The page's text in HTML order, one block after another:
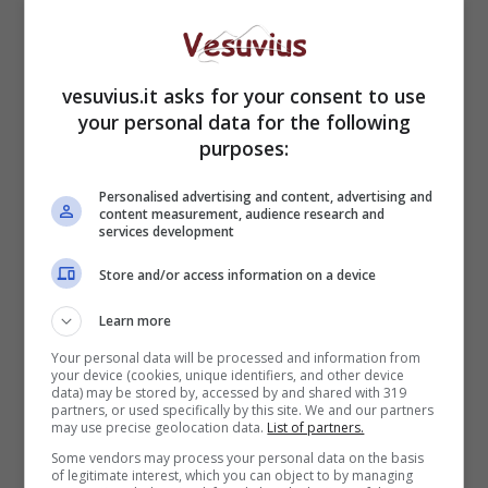
Maria De Filippi nello studio di Canale 5 (Via Screenshot
Mediaset)
vesuvius.it asks for your consent to use
your personal data for the following
purposes:
Personalised advertising and content, advertising and
content measurement, audience research and
services development
Store and/or access information on a device
Learn more
Your personal data will be processed and information from
your device (cookies, unique identifiers, and other device
data) may be stored by, accessed by and shared with 319
partners, or used specifically by this site. We and our partners
may use precise geolocation data. List of partners.
Some vendors may process your personal data on the basis
of legitimate interest, which you can object to by managing